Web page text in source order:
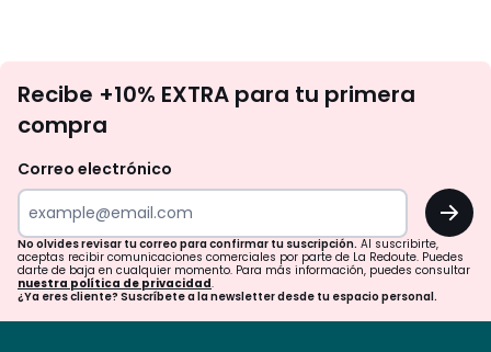
te
tu
para
confirmar
tu
suscripción.
Recibe +10% EXTRA para tu primera
compra
Correo electrónico
OK
No olvides revisar tu correo para confirmar tu suscripción. Al suscribirte,
aceptas recibir comunicaciones comerciales por parte de La Redoute. Puedes
darte de baja en cualquier momento. Para más información, puedes consultar
nuestra política de privacidad.
¿Ya eres cliente? Suscríbete a la newsletter desde tu espacio personal.